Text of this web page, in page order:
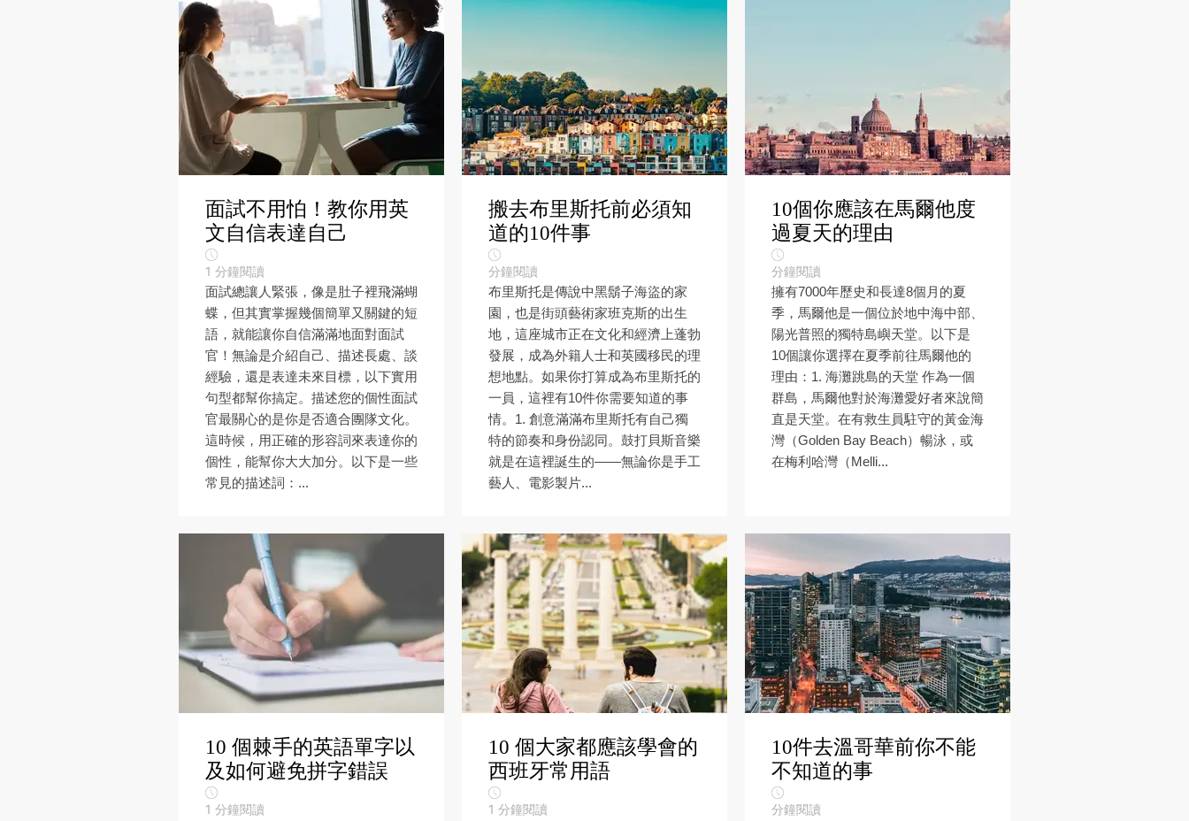
面試不用怕！教你用英
文自信表達自己
1 分鐘閱讀
面試總讓人緊張，像是肚子裡飛滿蝴
蝶，但其實掌握幾個簡單又關鍵的短
語，就能讓你自信滿滿地面對面試
官！無論是介紹自己、描述長處、談
經驗，還是表達未來目標，以下實用
句型都幫你搞定。描述您的個性面試
官最關心的是你是否適合團隊文化。
這時候，用正確的形容詞來表達你的
個性，能幫你大大加分。以下是一些
常見的描述詞：...
搬去布里斯托前必須知
道的10件事
分鐘閱讀
布里斯托是傳說中黑鬍子海盜的家
園，也是街頭藝術家班克斯的出生
地，這座城市正在文化和經濟上蓬勃
發展，成為外籍人士和英國移民的理
想地點。如果你打算成為布里斯托的
一員，這裡有10件你需要知道的事
情。1. 創意滿滿布里斯托有自己獨
特的節奏和身份認同。鼓打貝斯音樂
就是在這裡誕生的——無論你是手工
藝人、電影製片...
10個你應該在馬爾他度
過夏天的理由
分鐘閱讀
擁有7000年歷史和長達8個月的夏
季，馬爾他是一個位於地中海中部、
陽光普照的獨特島嶼天堂。以下是
10個讓你選擇在夏季前往馬爾他的
理由：1. 海灘跳島的天堂 作為一個
群島，馬爾他對於海灘愛好者來說簡
直是天堂。在有救生員駐守的黃金海
灣（Golden Bay Beach）暢泳，或
在梅利哈灣（Melli...
10 個棘手的英語單字以
及如何避免拼字錯誤
1 分鐘閱讀
10 個大家都應該學會的
西班牙常用語
1 分鐘閱讀
10件去溫哥華前你不能
不知道的事
分鐘閱讀